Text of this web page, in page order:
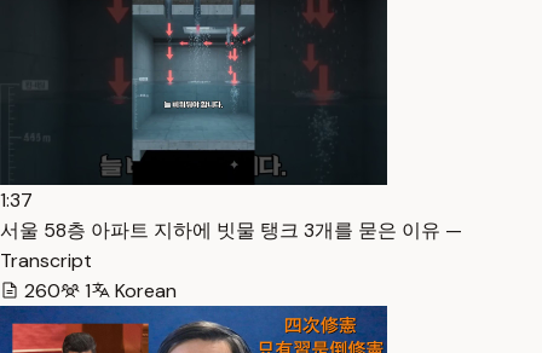
1:37
서울 58층 아파트 지하에 빗물 탱크 3개를 묻은 이유 —
Transcript
260
1 Korean